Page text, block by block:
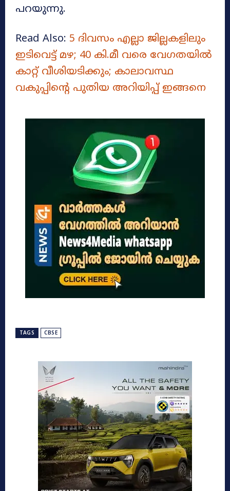
പറയുന്നു.
Read Also: 5 ദിവസം എല്ലാ ജില്ലകളിലും
ഇടിവെട്ട് മഴ; 40 കി.മീ വരെ വേഗതയിൽ
കാറ്റ് വീശിയടിക്കും; കാലാവസ്ഥ
വകുപ്പിന്റെ പുതിയ അറിയിപ്പ് ഇങ്ങനെ
TAGS CBSE